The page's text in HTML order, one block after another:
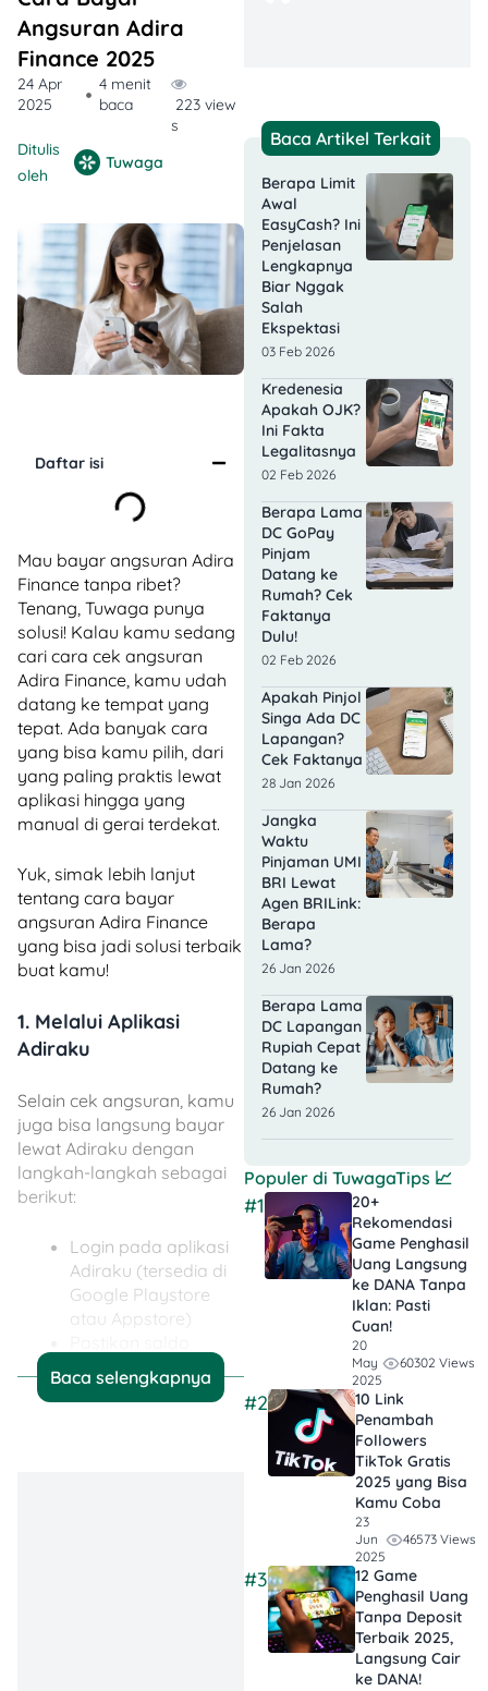
Angsuran Adira
Finance 2025
24 Apr
2025
4 menit
baca
223 view
s
Ditulis
oleh
Tuwaga
Daftar isi
Mau bayar angsuran Adira
Finance tanpa ribet?
Tenang, Tuwaga punya
solusi! Kalau kamu sedang
cari cara cek angsuran
Adira Finance, kamu udah
datang ke tempat yang
tepat. Ada banyak cara
yang bisa kamu pilih, dari
yang paling praktis lewat
aplikasi hingga yang
manual di gerai terdekat.
Yuk, simak lebih lanjut
tentang cara bayar
angsuran Adira Finance
yang bisa jadi solusi terbaik
buat kamu!
1. Melalui Aplikasi
Adiraku
Selain cek angsuran, kamu
juga bisa langsung bayar
lewat Adiraku dengan
langkah-langkah sebagai
berikut:
Login pada aplikasi
Adiraku (tersedia di
Google Playstore
atau Appstore)
Adirapay cukup
untuk membayar
Baca selengkapnya
Baca Artikel Terkait
Berapa Limit
Awal
EasyCash? Ini
Penjelasan
Lengkapnya
Biar Nggak
Salah
Ekspektasi
03 Feb 2026
Kredenesia
Apakah OJK?
Ini Fakta
Legalitasnya
02 Feb 2026
Berapa Lama
DC GoPay
Pinjam
Datang ke
Rumah? Cek
Faktanya
Dulu!
02 Feb 2026
Apakah Pinjol
Singa Ada DC
Lapangan?
Cek Faktanya
28 Jan 2026
Jangka
Waktu
Pinjaman UMI
BRI Lewat
Agen BRILink:
Berapa
Lama?
26 Jan 2026
Berapa Lama
DC Lapangan
Rupiah Cepat
Datang ke
Rumah?
26 Jan 2026
Populer di TuwagaTips 📈
#1
20+
Rekomendasi
Game Penghasil
Uang Langsung
ke DANA Tanpa
Iklan​: Pasti
Cuan!
20
May
2025
60302 Views
#2
10 Link
Penambah
Followers
TikTok Gratis​
2025 yang Bisa
Kamu Coba
23
Jun
2025
46573 Views
#3
12 Game
Penghasil Uang
Tanpa Deposit
Terbaik 2025,
Langsung Cair
ke DANA!